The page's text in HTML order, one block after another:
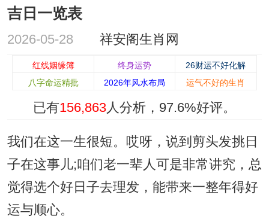
吉日一览表
2026-05-28 祥安阁生肖网
红线姻缘簿 终身运势
26财运不好化解
八字命运精批
2026年风水布局 运气不好的生肖
已有156,863人分析， 97.6%好评。
我们在这一生很短。哎呀，说到剪头发挑日
子在这事儿;咱们老一辈人可是非常讲究，总
觉得选个好日子去理发，能带来一整年得好
运与顺心。